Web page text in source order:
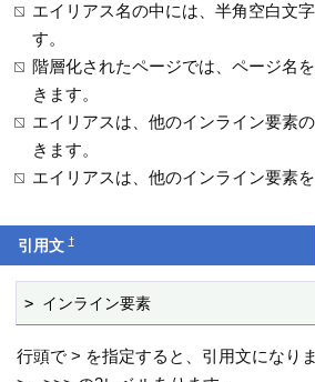
エイリアス名の中には、半角空白文
す。
階層化されたページでは、ページ名
きます。
エイリアスは、他のインライン要素
きます。
エイリアスは、他のインライン要素
引用文†
> インライン要素
行頭で > を指定すると、引用文になり